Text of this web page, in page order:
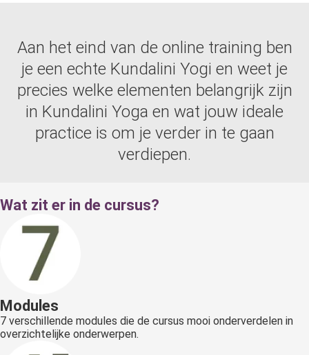
Aan het eind van de online training ben
je een echte Kundalini Yogi en weet je
precies welke elementen belangrijk zijn
in Kundalini Yoga en wat jouw ideale
practice is om je verder in te gaan
verdiepen.
Wat zit er in de cursus?
Modules
7 verschillende modules die de cursus mooi onderverdelen in
overzichtelijke onderwerpen.